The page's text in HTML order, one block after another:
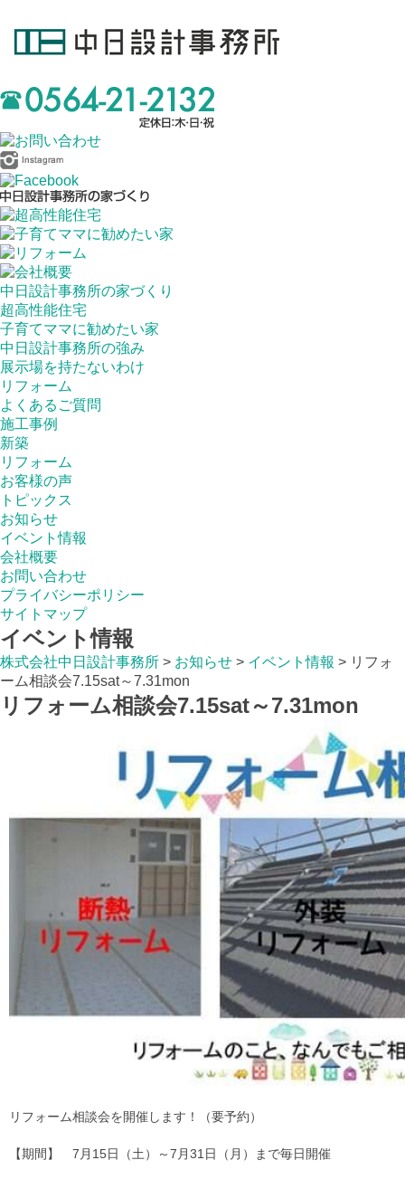
中日設計事務所の家づくり
超高性能住宅
子育てママに勧めたい家
中日設計事務所の強み
展示場を持たないわけ
リフォーム
よくあるご質問
施工事例
新築
リフォーム
お客様の声
トピックス
お知らせ
イベント情報
会社概要
お問い合わせ
プライバシーポリシー
サイトマップ
イベント情報
株式会社中日設計事務所 > お知らせ > イベント情報 > リフォ
ーム相談会7.15sat～7.31mon
リフォーム相談会7.15sat～7.31mon
リフォーム相談会を開催します！（要予約）
【期間】 7月15日（土）～7月31日（月）まで毎日開催